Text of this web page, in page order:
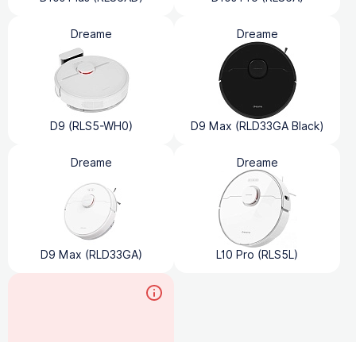
Dreame
D9 (RLS5-WH0)
Dreame
D9 Max (RLD33GA Black)
Dreame
D9 Max (RLD33GA)
Dreame
L10 Pro (RLS5L)